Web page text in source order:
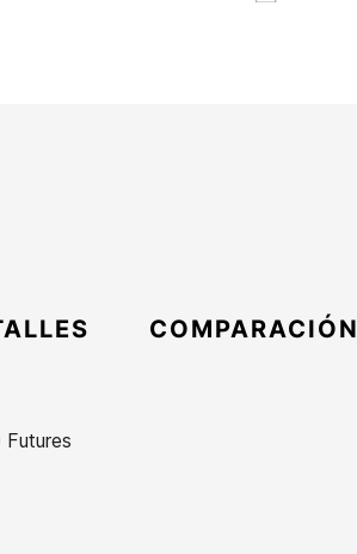
COMPARACIÓN